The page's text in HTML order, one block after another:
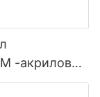
-акриловый